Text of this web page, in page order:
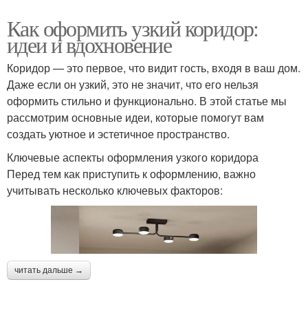
Как оформить узкий коридор:
идеи и вдохновение
Коридор — это первое, что видит гость, входя в ваш дом.
Даже если он узкий, это не значит, что его нельзя
оформить стильно и функционально. В этой статье мы
рассмотрим основные идеи, которые помогут вам
создать уютное и эстетичное пространство.
Ключевые аспекты оформления узкого коридора
Перед тем как приступить к оформлению, важно
учитывать несколько ключевых факторов:
читать дальше →